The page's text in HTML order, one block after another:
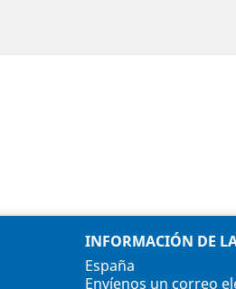
INFORMACIÓN DE
España
Envíenos un correo